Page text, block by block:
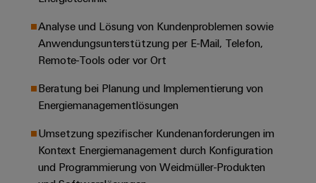
für
Geräte
Konventionelle
Energieerzeugung
Zukunftssicherheit
für
bewährte
Maschinenbau
Lösungen
für
Lösungen
Dezentrale
Automatisierung
Energiemanagement-
Lösungen
IIoT
Elektronikgehäuse
Blitz-
und
PV
Feldbusverteiler
Support
Umweltbezogene
Produktkonformität
Engineering
Daten
Technische
Produktkataloge
Fachpressemeldungen
Pressekontakt
Unsere
IIoT
and
Ausbildungs-
und
Studienplätze
Aktuelle
Termine
Analyse und Lösung von Kundenproblemen sowie
Anwendungsunterstützung per E-Mail, Telefon,
Remote-Tools oder vor Ort
Beratung bei Planung und Implementierung von
Energiemanagementlösungen
Umsetzung spezifischer Kundenanforderungen im
Kontext Energiemanagement durch Konfiguration
und Programmierung von Weidmüller-Produkten